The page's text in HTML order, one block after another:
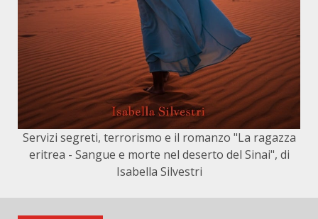
Servizi segreti, terrorismo e il romanzo "La ragazza
eritrea - Sangue e morte nel deserto del Sinai", di
Isabella Silvestri